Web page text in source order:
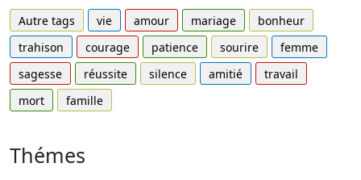
Autre tags vie amour mariage
bonheur
trahison
courage patience sourire
femme
sagesse
réussite silence amitié
travail
mort
famille
Thémes